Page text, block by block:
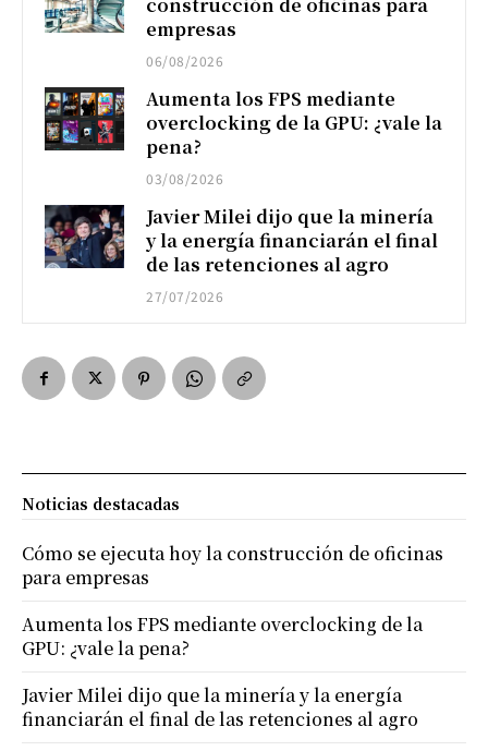
empresas
06/08/2026
Aumenta los FPS mediante
overclocking de la GPU: ¿vale la
pena?
03/08/2026
Javier Milei dijo que la minería
y la energía financiarán el final
de las retenciones al agro
27/07/2026
Noticias destacadas
Cómo se ejecuta hoy la construcción de oficinas
para empresas
Aumenta los FPS mediante overclocking de la
GPU: ¿vale la pena?
Javier Milei dijo que la minería y la energía
financiarán el final de las retenciones al agro